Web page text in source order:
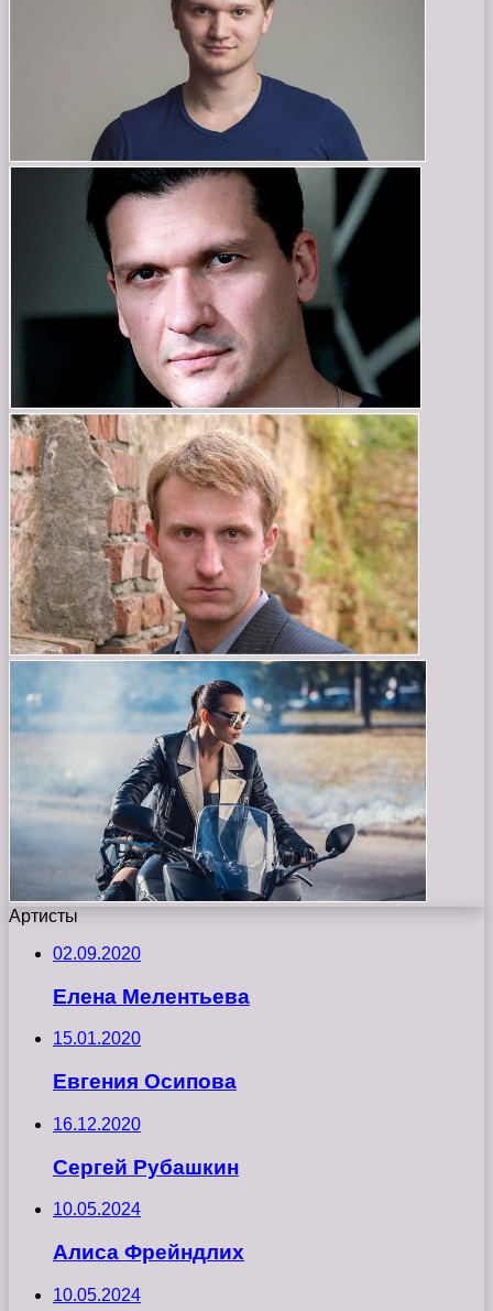
Артисты
02.09.2020
Елена Мелентьева
15.01.2020
Евгения Осипова
16.12.2020
Сергей Рубашкин
10.05.2024
Алиса Фрейндлих
10.05.2024